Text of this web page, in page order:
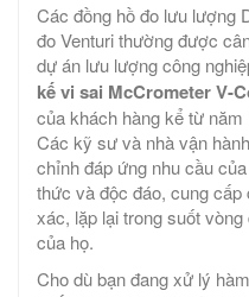
Các đồng hồ đo lưu lượng
đo Venturi thường được
dự án lưu lượng công
kế vi sai McCrometer V-
của khách hàng kể từ
Các kỹ sư và nhà vận
chỉnh đáp ứng nhu cầu
thức và độc đáo, cung
xác, lặp lại trong suốt
của họ.
Cho dù bạn đang xử lý